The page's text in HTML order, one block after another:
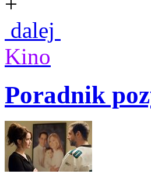
dalej
Kino
Poradnik